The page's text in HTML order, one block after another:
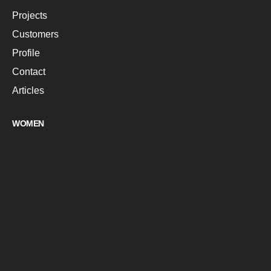
Projects
Customers
Profile
Contact
Articles
WOMEN